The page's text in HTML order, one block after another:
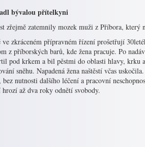
bývalou přítelkyni
zřejmě zatemnily mozek muži z Příbora, který
zkráceném přípravném řízení prošetřují
z příborských barů, kde žena pracuje. Po
pod krkem a bil pěstmi do oblasti hlavy,
sněhu. Napadená žena naštěstí včas
bez nutnosti dalšího léčení a pracovní
až dva roky odnětí svobody.